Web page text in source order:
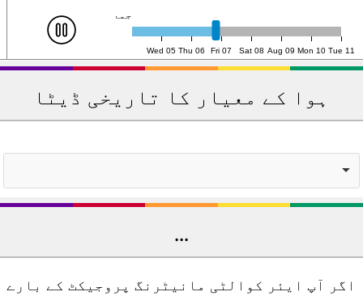
Wed 05 Thu 06 Fri 07 Sat 08 Aug 09 Mon 10 Tue 11
جمعہ 7، 14:00 (UTC)
ہوا کے معیار کا تاریخی ڈیٹا
...
اگر آپ ایئر کوالٹی مانیٹرنگ پروجیکٹ کے بارے